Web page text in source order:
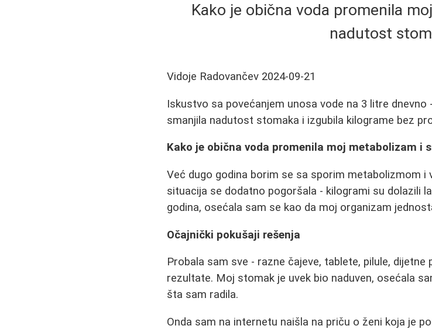
Kako je obična voda promenila
nadutost
Vidoje Radovančev 2024-09-21
Iskustvo sa povećanjem unosa vode na 3 litre
smanjila nadutost stomaka i izgubila kilograme bez
Kako je obična voda promenila moj metabolizam i
Već dugo godina borim se sa sporim metabolizmom i
situacija se dodatno pogoršala - kilogrami su dolazili
godina, osećala sam se kao da moj organizam
Očajnički pokušaji rešenja
Probala sam sve - razne čajeve, tablete, pilule,
rezultate. Moj stomak je uvek bio naduven, osećala
šta sam radila.
Onda sam na internetu naišla na priču o ženi koja je